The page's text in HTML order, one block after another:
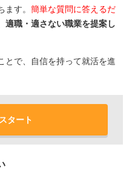
ます。 簡単な質問に答えるだ
適職・適さない職業を提案し
とで、自信を持って就活を進
タート